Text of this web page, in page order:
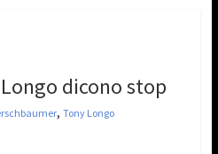
dicono stop
, Tony Longo